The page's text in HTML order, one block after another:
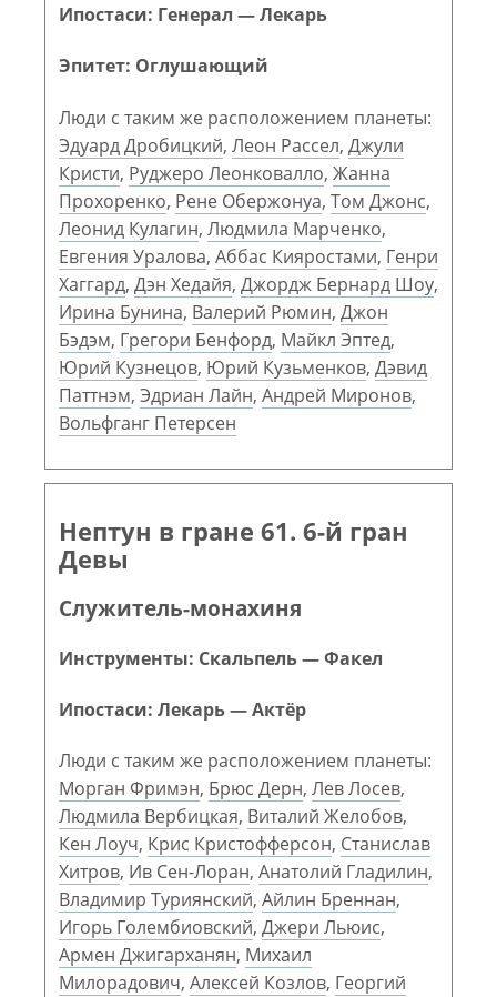
Ипостаси: Генерал — Лекарь
Эпитет: Оглушающий
Люди с таким же расположением планеты:
Эдуард Дробицкий, Леон Рассел, Джули
Кристи, Руджеро Леонковалло, Жанна
Прохоренко, Рене Обержонуа, Том Джонс,
Леонид Кулагин, Людмила Марченко,
Евгения Уралова, Аббас Кияростами, Генри
Хаггард, Дэн Хедайя, Джордж Бернард Шоу,
Ирина Бунина, Валерий Рюмин, Джон
Бэдэм, Грегори Бенфорд, Майкл Эптед,
Юрий Кузнецов, Юрий Кузьменков, Дэвид
Паттнэм, Эдриан Лайн, Андрей Миронов,
Вольфганг Петерсен
Нептун в гране 61. 6-й гран
Девы
Служитель-монахиня
Инструменты: Скальпель — Факел
Ипостаси: Лекарь — Актёр
Люди с таким же расположением планеты:
Морган Фримэн, Брюс Дерн, Лев Лосев,
Людмила Вербицкая, Виталий Желобов,
Кен Лоуч, Крис Кристофферсон, Станислав
Хитров, Ив Сен-Лоран, Анатолий Гладилин,
Владимир Туриянский, Айлин Бреннан,
Игорь Голембиовский, Джери Льюис,
Армен Джигарханян, Михаил
Милорадович, Алексей Козлов, Георгий